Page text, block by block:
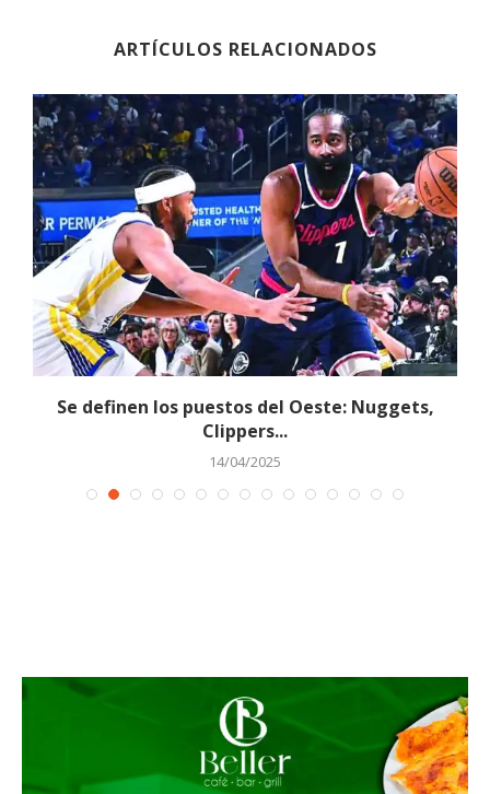
ARTÍCULOS RELACIONADOS
Se definen los puestos del Oeste: Nuggets,
Clippers...
14/04/2025